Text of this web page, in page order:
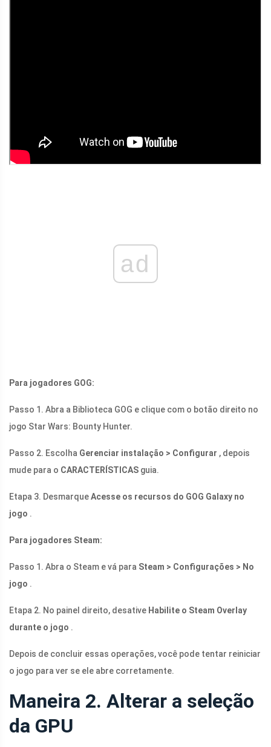
ad
Para jogadores GOG:
Passo 1. Abra a Biblioteca GOG e clique com o botão direito no
jogo Star Wars: Bounty Hunter.
Passo 2. Escolha Gerenciar instalação > Configurar , depois
mude para o CARACTERÍSTICAS guia.
Etapa 3. DesmarqueAcesse os recursos do GOG Galaxy no
jogo .
Para jogadores Steam:
Passo 1. Abra o Steam e vá para Steam > Configurações > No
jogo .
Etapa 2. No painel direito, desative Habilite o Steam Overlay
durante o jogo .
Depois de concluir essas operações, você pode tentar reiniciar
o jogo para ver se ele abre corretamente.
Maneira 2. Alterar a seleção
da GPU